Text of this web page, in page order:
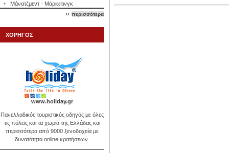
+
Μάνατζμεντ - Μάρκετινγκ
περισσότερα
ΧΟΡΗΓΟΣ
www.holiday.gr
Πανελλαδικός τουριστικός οδηγός με όλες
τις πόλεις και τα χωριά της Ελλάδας και
περισσότερα από 9000 ξενοδοχεία με
δυνατότητα online κρατήσεων.